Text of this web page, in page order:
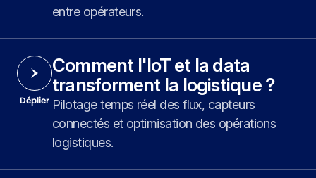
entre opérateurs.
Déplier
Comment l'IoT et la data
transforment la logistique ?
Pilotage temps réel des flux, capteurs
connectés et optimisation des opérations
logistiques.